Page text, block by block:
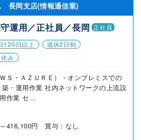
長岡支店(情報通信業)
運用／正社員／長岡 正社員
120日以上
週休2日制
み
Ｓ・ＡＺＵＲＥ）・オンプレミスでの
・運用作業 社内ネットワークの上流設
作業 セ...
416,100円 賞与：なし